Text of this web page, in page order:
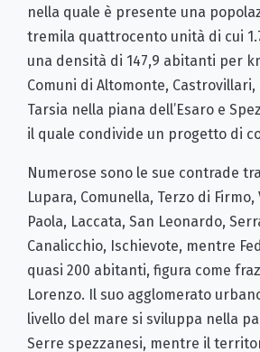
nella quale è presente una
tremila quattrocento unità di cui
una densità di 147,9 abitanti per
Comuni di Altomonte, Castrovillari,
Tarsia nella piana dell’Esaro e
il quale condivide un progetto di
Numerose sono le sue contrade
Lupara, Comunella, Terzo di Firmo,
Paola, Laccata, San Leonardo,
Canalicchio, Ischievote, mentre
quasi 200 abitanti, figura come
Lorenzo. Il suo agglomerato
livello del mare si sviluppa nella
Serre spezzanesi, mentre il